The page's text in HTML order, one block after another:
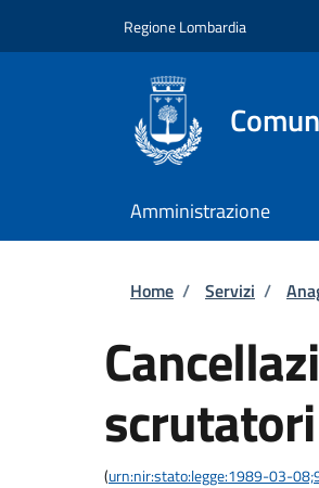
Regione Lombardia
Amministrazione
Briciole
Home / Servizi /
scrutatori
(urn:nir:stato:legge:1989-03-